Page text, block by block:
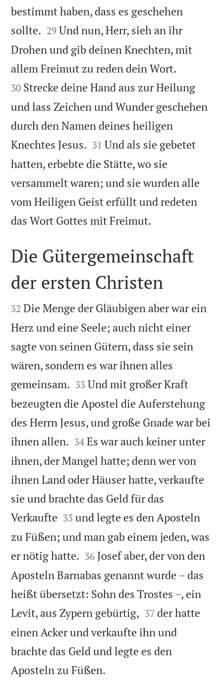
bestimmt haben, dass es geschehen
sollte. 

29 Und nun, Herr, sieh an ihr
Drohen und gib deinen Knechten, mit
allem Freimut zu reden dein Wort.
30 Strecke deine Hand aus zur Heilung
und lass Zeichen und Wunder geschehen
durch den Namen deines heiligen
Knechtes Jesus. 

31 Und als sie gebetet
hatten, erbebte die Stätte, wo sie
versammelt waren; und sie wurden alle
vom Heiligen Geist erfüllt und redeten
das Wort Gottes mit Freimut.

Die Gütergemeinschaft
der ersten Christen

32 Die Menge der Gläubigen aber war ein
Herz und eine Seele; auch nicht einer
sagte von seinen Gütern, dass sie sein
wären, sondern es war ihnen alles
gemeinsam. 

33 Und mit großer Kraft
bezeugten die Apostel die Auferstehung
des Herrn Jesus, und große Gnade war bei
ihnen allen. 

34 Es war auch keiner unter
ihnen, der Mangel hatte; denn wer von
ihnen Land oder Häuser hatte, verkaufte
sie und brachte das Geld für das
Verkaufte 

35 und legte es den Aposteln
zu Füßen; und man gab einem jeden, was
er nötig hatte. 

36 Josef aber, der von den
Aposteln Barnabas genannt wurde – das
heißt übersetzt: Sohn des Trostes –, ein
Levit, aus Zypern gebürtig, 

37 der hatte
einen Acker und verkaufte ihn und
brachte das Geld und legte es den
Aposteln zu Füßen.